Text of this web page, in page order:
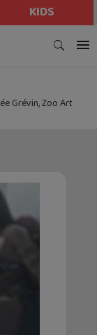
KIDS
Grévin, Zoo Art